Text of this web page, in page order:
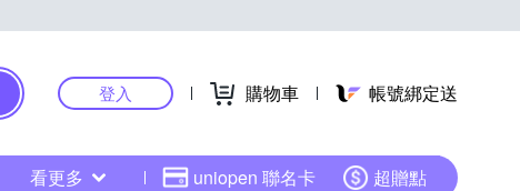
登入 購物車 帳號綁定送
看更多 uniopen 聯名卡 超贈點